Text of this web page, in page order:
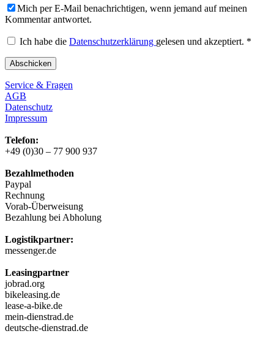
Mich per E-Mail benachrichtigen, wenn jemand auf meinen
Kommentar antwortet.
Ich habe die Datenschutzerklärung gelesen und akzeptiert. *
Service & Fragen
AGB
Datenschutz
Impressum
Telefon:
+49 (0)30 – 77 900 937
Bezahlmethoden
Paypal
Rechnung
Vorab-Überweisung
Bezahlung bei Abholung
Logistikpartner:
messenger.de
Leasingpartner
jobrad.org
bikeleasing.de
lease-a-bike.de
mein-dienstrad.de
deutsche-dienstrad.de